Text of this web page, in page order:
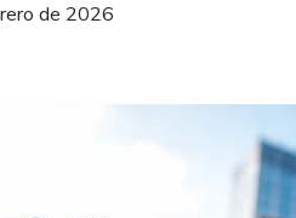
de 2026